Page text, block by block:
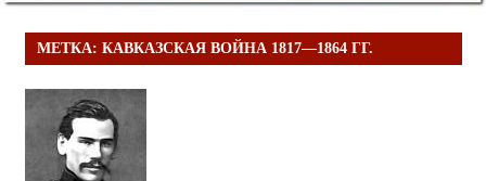
МЕТКА: КАВКАЗСКАЯ ВОЙНА 1817—1864 ГГ.